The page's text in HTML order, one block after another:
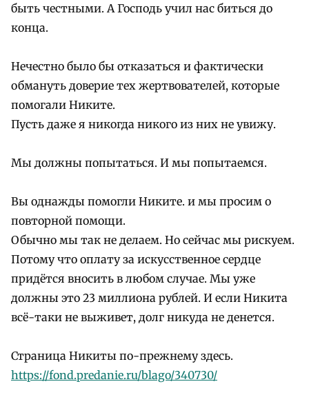
быть честными. А Господь учил нас биться до
конца.
Нечестно было бы отказаться и фактически
обмануть доверие тех жертвователей, которые
помогали Никите.
Пусть даже я никогда никого из них не увижу.
Мы должны попытаться. И мы попытаемся.
Вы однажды помогли Никите. и мы просим о
повторной помощи.
Обычно мы так не делаем. Но сейчас мы рискуем.
Потому что оплату за искусственное сердце
придётся вносить в любом случае. Мы уже
должны это 23 миллиона рублей. И если Никита
всё-таки не выживет, долг никуда не денется.
Страница Никиты по-прежнему здесь.
https://fond.predanie.ru/blago/340730/